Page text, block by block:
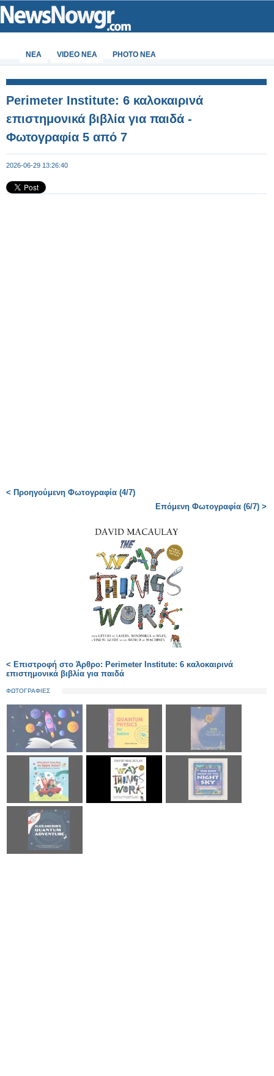
ΝΕΑ VIDEO NEA PHOTO NEA
Perimeter Institute: 6 καλοκαιρινά
επιστημονικά βιβλία για παιδά -
Φωτογραφία 5 από 7
2026-06-29 13:26:40
< Προηγούμενη Φωτογραφία (4/7)
Επόμενη Φωτογραφία (6/7) >
< Επιστροφή στο Άρθρο: Perimeter Institute: 6 καλοκαιρινά
επιστημονικά βιβλία για παιδά
ΦΩΤΟΓΡΑΦΙΕΣ